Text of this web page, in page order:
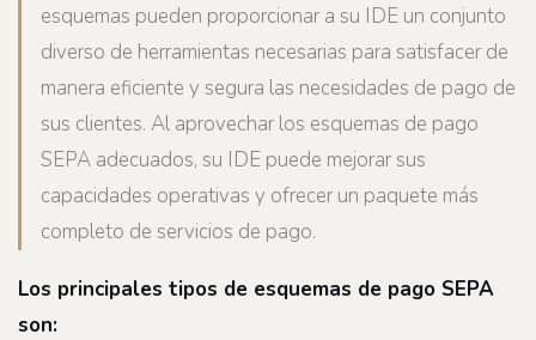
esquemas pueden proporcionar a su IDE un conjunto
diverso de herramientas necesarias para satisfacer de
manera eficiente y segura las necesidades de pago de
sus clientes. Al aprovechar los esquemas de pago
SEPA adecuados, su IDE puede mejorar sus
capacidades operativas y ofrecer un paquete más
completo de servicios de pago.
Los principales tipos de esquemas de pago SEPA
son: